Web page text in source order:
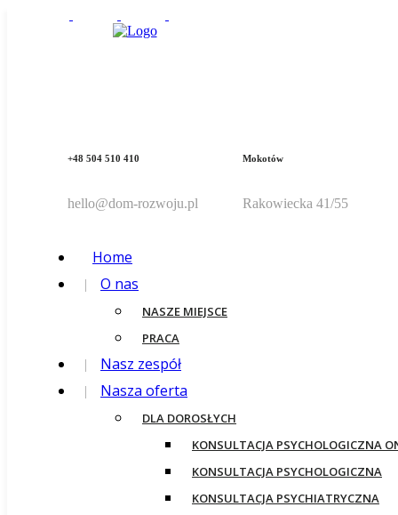
+48 504 510 410
hello@dom-rozwoju.pl
Mokotów
Rakowiecka 41/55
Home
O nas
NASZE MIEJSCE
PRACA
Nasz zespół
Nasza oferta
DLA DOROSŁYCH
KONSULTACJA PSYCHOLOGICZNA
KONSULTACJA PSYCHOLOGICZNA
KONSULTACJA PSYCHIATRYCZNA